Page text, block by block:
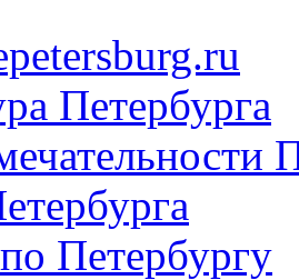
Петербурга
Петербургу